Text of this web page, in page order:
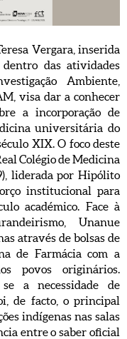
Vergara, inserida
das atividades
Ambiente,
visa dar a conhecer
a incorporação de
universitária do
XIX. O foco deste
Colégio de Medicina
liderada por Hipólito
institucional para
académico. Face à
Unanue
através de bolsas de
de Farmácia com a
povos originários.
a necessidade de
de facto, o principal
indígenas nas salas
entre o saber oficial